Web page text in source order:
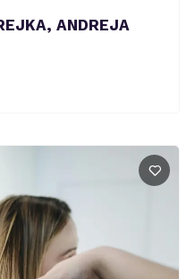
ANDREJA